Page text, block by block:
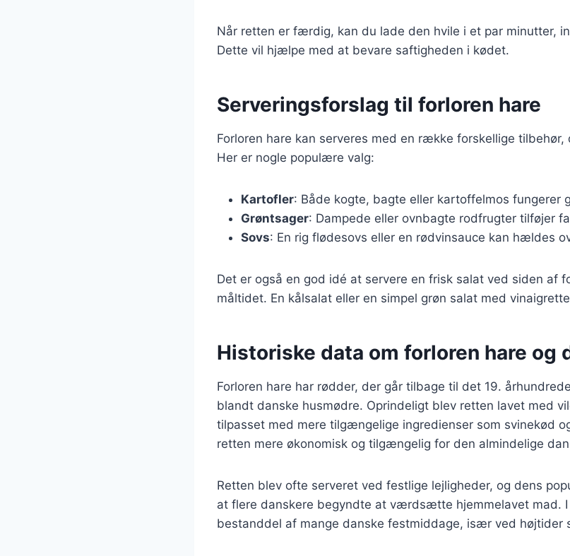
Når retten er færdig, kan du lade den hvile i et par minutter,
Dette vil hjælpe med at bevare saftigheden i kødet.
Serveringsforslag til forloren hare
Forloren hare kan serveres med en række forskellige
Her er nogle populære valg:
Kartofler: Både kogte, bagte eller kartoffelmos fungerer
Grøntsager: Dampede eller ovnbagte rodfrugter tilføjer
Sovs: En rig flødesovs eller en rødvinsauce kan hældes
Det er også en god idé at servere en frisk salat ved siden af
måltidet. En kålsalat eller en simpel grøn salat med
Historiske data om forloren hare og
Forloren hare har rødder, der går tilbage til det 19.
blandt danske husmødre. Oprindeligt blev retten lavet med
tilpasset med mere tilgængelige ingredienser som svinekød
retten mere økonomisk og tilgængelig for den almindelige
Retten blev ofte serveret ved festlige lejligheder, og dens
at flere danskere begyndte at værdsætte hjemmelavet mad.
bestanddel af mange danske festmiddage, især ved højtider